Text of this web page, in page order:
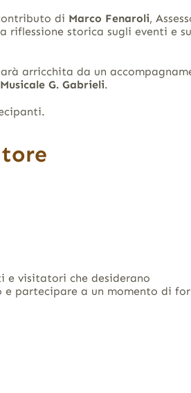
di Marco Fenaroli,
riflessione storica sugli eventi e
arricchita da un
G. Gabrieli.
e visitatori che desiderano
partecipare a un momento di